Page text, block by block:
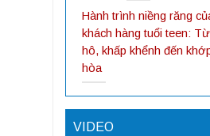
Hành trình niềng răng
khách hàng tuổi teen:
hô, khấp khểnh đến
hòa
VIDEO